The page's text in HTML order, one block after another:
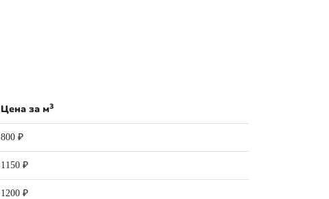
Цена за м3
800 ₽
1150 ₽
1200 ₽